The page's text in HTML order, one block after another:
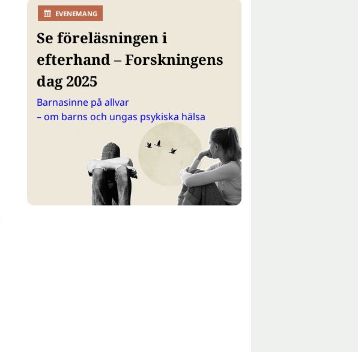
EVENEMANG
Se föreläsningen i
efterhand – Forskningens
dag 2025
Barnasinne på allvar
– om barns och ungas psykiska hälsa